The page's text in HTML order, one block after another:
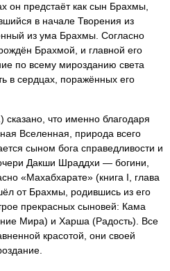
он предстаёт как сын Брахмы,
в начале Творения из
из ума Брахмы. Согласно
Брахмой, и главной его
по всему мирозданию света
в сердцах, поражённых его
что именно благодаря
Вселенная, природа всего
сыном бога справедливости и
Дакши Шраддхи — богини,
«Махабхарате» (книга I, глава
от Брахмы, родившись из его
прекрасных сыновей: Кама
Мира) и Харша (Радость). Все
красотой, они своей